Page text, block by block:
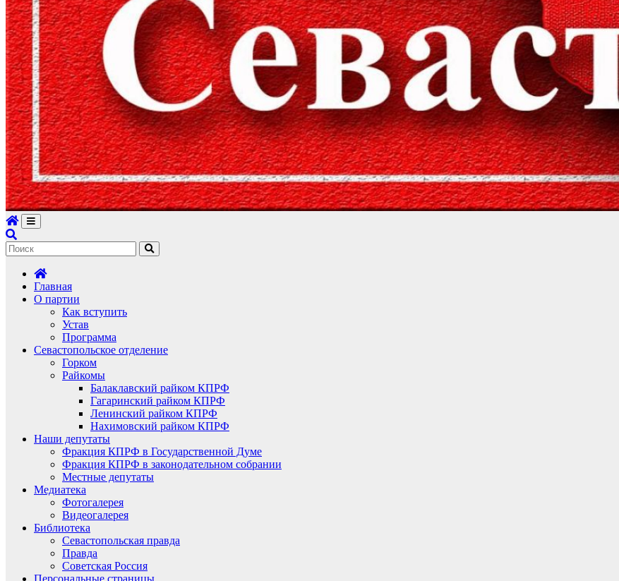
Главная
О партии
Как вступить
Устав
Программа
Севастопольское отделение
Горком
Райкомы
Балаклавский райком КПРФ
Гагаринский райком КПРФ
Ленинский райком КПРФ
Нахимовский райком КПРФ
Наши депутаты
Фракция КПРФ в Государственной Думе
Фракция КПРФ в законодательном собрании
Местные депутаты
Медиатека
Фотогалерея
Видеогалерея
Библиотека
Севастопольская правда
Правда
Советская Россия
Персональные страницы